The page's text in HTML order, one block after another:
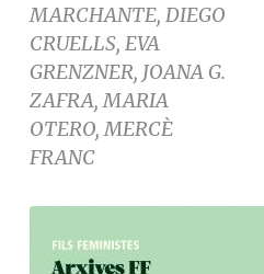
MARCHANTE, DIEGO
CRUELLS, EVA
GRENZNER, JOANA G.
ZAFRA, MARIA
OTERO, MERCÈ
FRANC